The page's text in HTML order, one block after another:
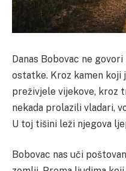
Danas Bobovac ne
ostatke. Kroz kamen koji
preživjele vijekove, kroz
nekada prolazili vladari,
U toj tišini leži njegova
Bobovac nas uči